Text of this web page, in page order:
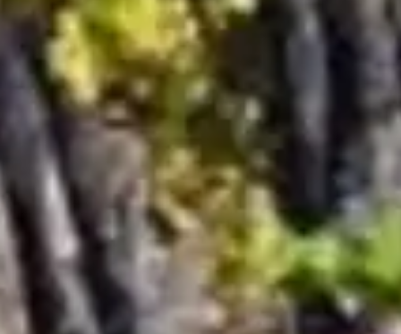
🗓 1 día 📅 2 a 3 días
Todas lasexperiencias
🗓 Tours 1 día 📦 Paquetes varios días 17